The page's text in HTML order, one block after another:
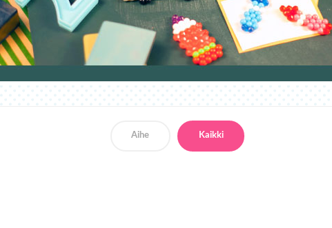
Aihe Kaikki